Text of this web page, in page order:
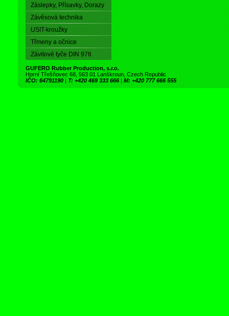
Záslepky, Přísavky, Dorazy
Závěsová technika
USIT-kroužky
Třmeny a očnice
Závitové tyče DIN 976
GUFERO Rubber Production, s.r.o.
Horní Třešňovec 68, 563 01 Lanškroun, Czech Republic
IČO: 64791190 | T: +420 469 333 666 | M: +420 777 666 555